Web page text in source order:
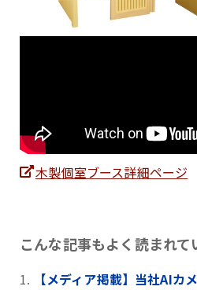
木製個室ブース詳細ページ
こんな記事もよく読まれて
【メディア掲載】当社AIカ